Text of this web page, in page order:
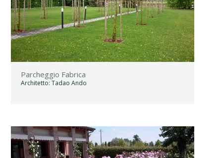
Parcheggio Fabrica
Architetto:Tadao Ando